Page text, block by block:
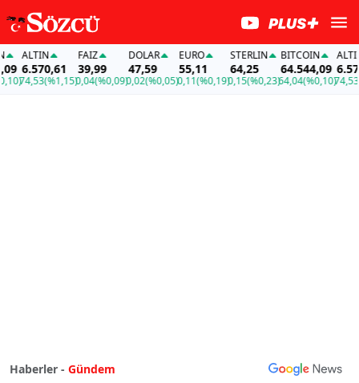
ALTIN
6.570,61
74,53(%1,15)
FAİZ
39,99
0,04(%0,09)
DOLAR
47,59
0,02(%0,05)
EURO
55,11
0,11(%0,19)
STERLIN
64,25
0,15(%0,23)
BITCOIN
64.544,09
64,04(%0,10)
ALTIN
74,53
Haberler - Gündem